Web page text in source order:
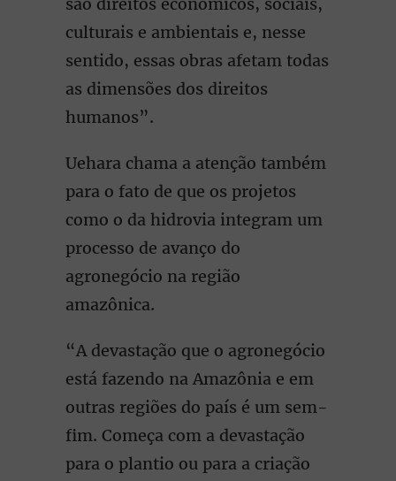
culturais e ambientais e, nesse
sentido, essas obras afetam todas
as dimensões dos direitos
humanos”.
Uehara chama a atenção também
para o fato de que os projetos
como o da hidrovia integram um
processo de avanço do
agronegócio na região
amazônica.
“A devastação que o agronegócio
está fazendo na Amazônia e em
outras regiões do país é um sem-
fim. Começa com a devastação
para o plantio ou para a criação